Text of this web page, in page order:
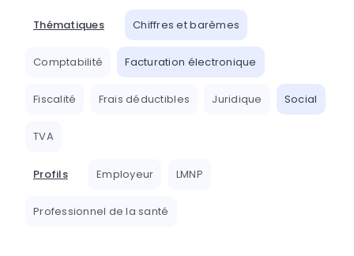
Thématiques Chiffres et barèmes
Comptabilité Facturation électronique
Fiscalité Frais déductibles Juridique Social
TVA
Profils Employeur LMNP
Professionnel de la santé